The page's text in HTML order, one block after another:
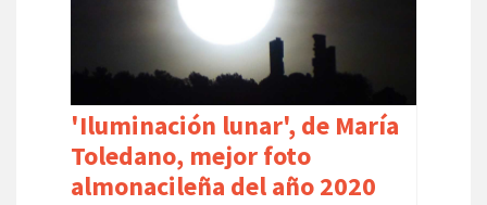
'Iluminación lunar', de María
Toledano, mejor foto
almonacileña del año 2020